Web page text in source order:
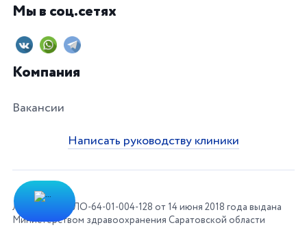
Мы в соц.сетях
Компания
Вакансии
Написать руководству клиники
Лицензия № ЛО-64-01-004-128 от 14 июня 2018 года выдана
Министерством здравоохранения Саратовской области